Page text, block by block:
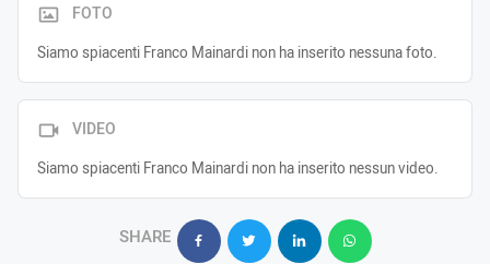
FOTO
Siamo spiacenti Franco Mainardi non ha inserito nessuna foto.
VIDEO
Siamo spiacenti Franco Mainardi non ha inserito nessun video.
SHARE